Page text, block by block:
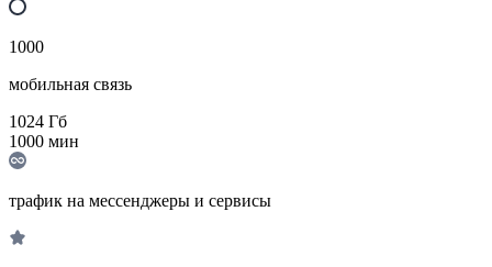
1000
мобильная связь
1024 Гб
1000 мин
трафик на мессенджеры и сервисы